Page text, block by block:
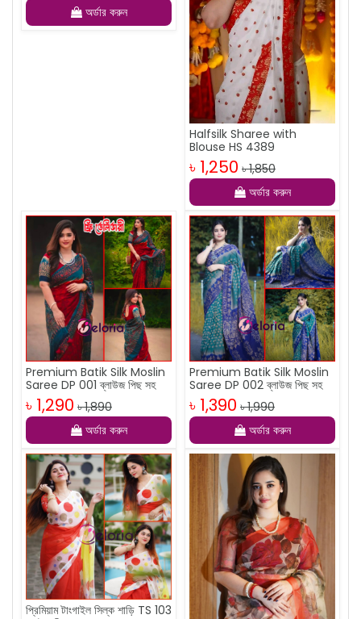
অর্ডার করুন
Halfsilk Sharee with
Blouse HS 4389
৳ 1,250 ৳ 1,850
অর্ডার করুন
Premium Batik Silk Moslin
Saree DP 001 ব্লাউজ পিছ সহ
৳ 1,290 ৳ 1,890
অর্ডার করুন
Premium Batik Silk Moslin
Saree DP 002 ব্লাউজ পিছ সহ
৳ 1,390 ৳ 1,990
অর্ডার করুন
প্রিমিয়াম টাংগাইল সিল্ক শাড়ি TS 103